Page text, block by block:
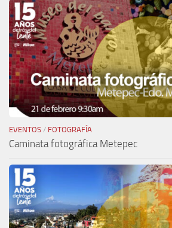
EVENTOS / FOTOGRAFÍA
Caminata fotográfica Metepec